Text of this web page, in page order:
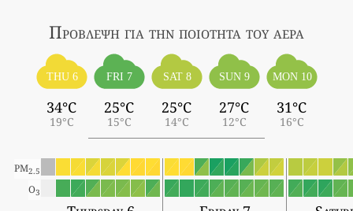
Πρόβλεψη για την ποιότητα του αέρα
THU 6
34°C
19°C
FRI 7
25°C
15°C
SAT 8
25°C
14°C
SUN 9
27°C
12°C
MON 10
31°C
16°C
PM2.5
O3